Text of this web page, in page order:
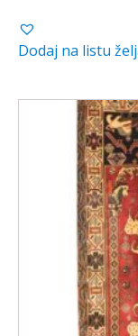
Dodaj na listu